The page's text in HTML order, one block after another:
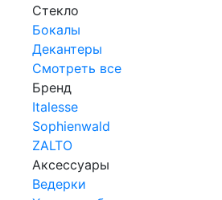
Стекло
Бокалы
Декантеры
Смотреть все
Бренд
Italesse
Sophienwald
ZALTO
Аксессуары
Ведерки